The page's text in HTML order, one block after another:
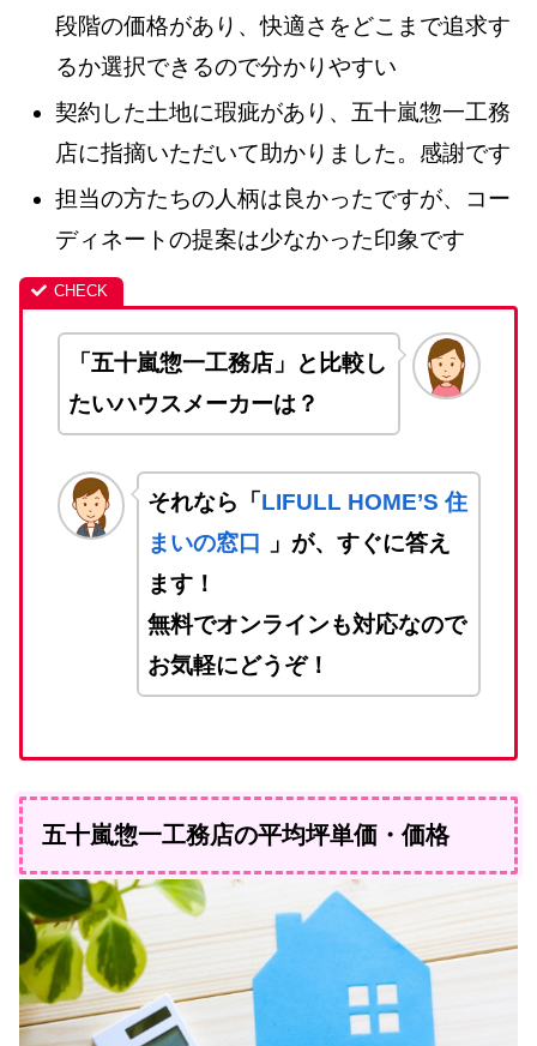
段階の価格があり、快適さをどこまで追求す
るか選択できるので分かりやすい
契約した土地に瑕疵があり、五十嵐惣一工務
店に指摘いただいて助かりました。感謝です
担当の方たちの人柄は良かったですが、コー
ディネートの提案は少なかった印象です
「五十嵐惣一工務店」と比較し
たいハウスメーカーは？
それなら「 LIFULL HOME’S 住
まいの窓口
」が、すぐに答え
ます！
無料でオンラインも対応なので
お気軽にどうぞ！
五十嵐惣一工務店の平均坪単価・価格